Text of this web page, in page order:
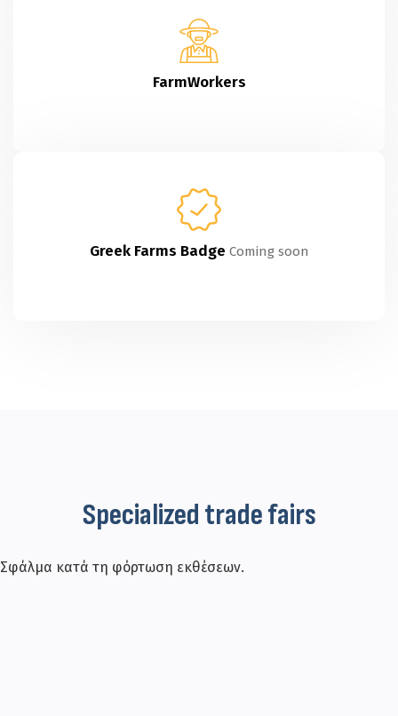
FarmWorkers
Greek Farms Badge Coming soon
Specialized trade fairs
Σφάλμα κατά τη φόρτωση εκθέσεων.